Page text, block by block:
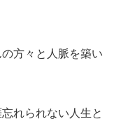
方々と人脈を築い
れられない人生と